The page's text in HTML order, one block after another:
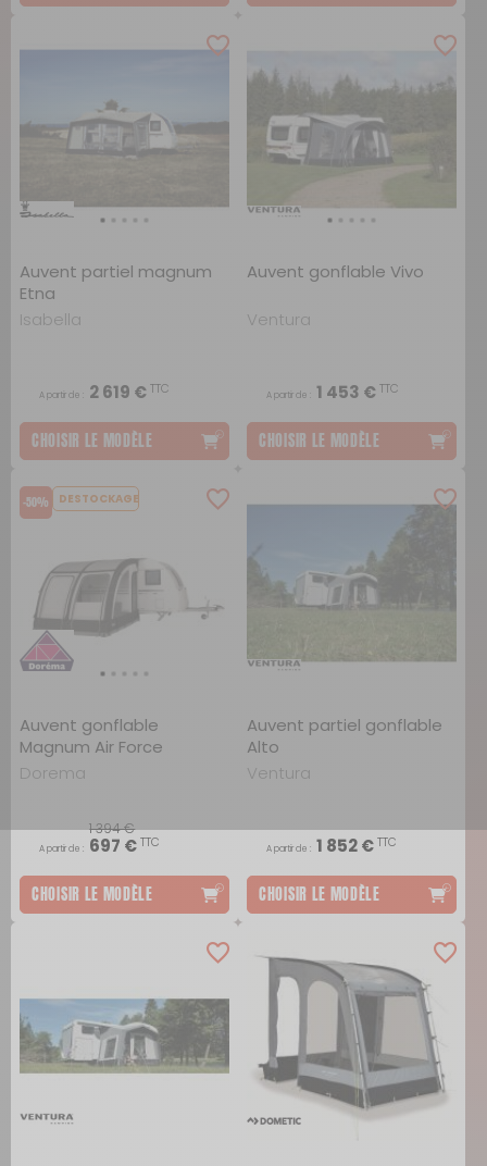
Auvent partiel magnum
Etna
Isabella
A partir de : 2 619 €TTC
CHOISIR LE MODÈLE
Auvent gonflable Vivo
Ventura
A partir de : 1 453 €TTC
CHOISIR LE MODÈLE
-50% DESTOCKAGE
Auvent gonflable
Magnum Air Force
Dorema
1 394 €
A partir de : 697 €TTC
CHOISIR LE MODÈLE
Auvent partiel gonflable
Alto
Ventura
A partir de : 1 852 €TTC
CHOISIR LE MODÈLE